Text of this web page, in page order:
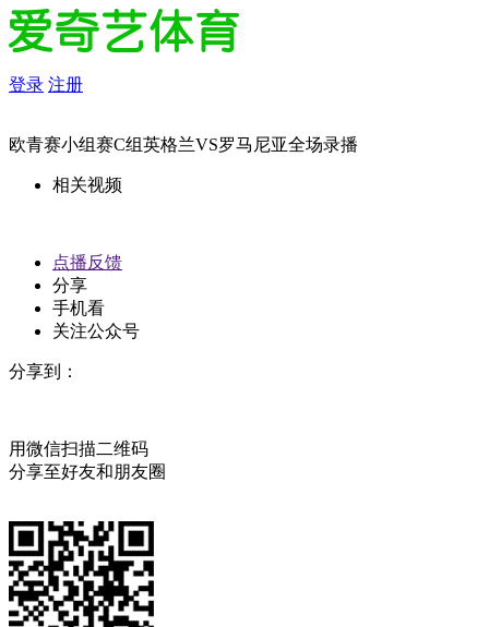
登录 注册
欧青赛小组赛C组英格兰VS罗马尼亚全场录播
相关视频
点播反馈
分享
手机看
关注公众号
分享到：
用微信扫描二维码
分享至好友和朋友圈